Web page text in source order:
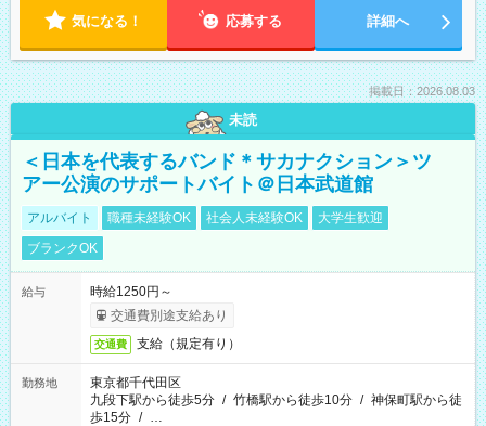
気になる！ 応募する 詳細へ
掲載日：2026.08.03
未読
＜日本を代表するバンド＊サカナクション＞ツ
アー公演のサポートバイト＠日本武道館
アルバイト 職種未経験OK 社会人未経験OK
大学生歓迎
ブランクOK
給与
時給1250円～
交通費別途支給あり
交通費 支給（規定有り）
勤務地
東京都千代田区
九段下駅から徒歩5分 / 竹橋駅から徒歩10分 / 神保町駅から徒
歩15分 / …